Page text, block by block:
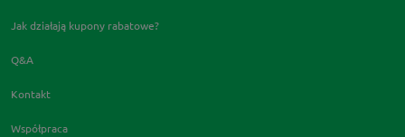
Jak działają kupony rabatowe?
Q&A
Kontakt
Współpraca